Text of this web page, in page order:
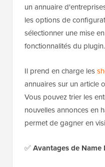
un annuaire
les options de
sélectionner une mise
fonctionnalités du plugin.
Il prend en charge les
annuaires sur un article
Vous pouvez trier les
nouvelles annonces en
permet de gagner en
✅Avantages de Name